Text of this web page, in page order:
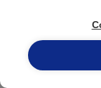
Desratização em